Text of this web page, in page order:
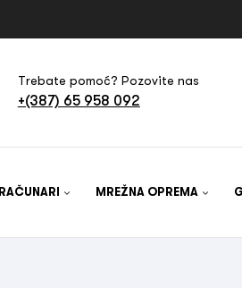
Trebate pomoć? Pozovite nas
+(387) 65 958 092
RAČUNARI MREŽNA OPREMA